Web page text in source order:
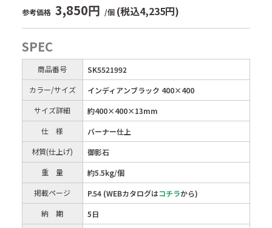
参考価格 3,850円 /個 (税込4,235円)
SPEC
商品番号
SK5521992
カラー/サイズ
インディアンブラック 400×400
サイズ詳細
約400×400×13mm
仕 様
バーナー仕上
材質(仕上げ)
御影石
重 量
約5.5kg/個
掲載ページ
P.54 (WEBカタログはコチラから)
納 期
5日